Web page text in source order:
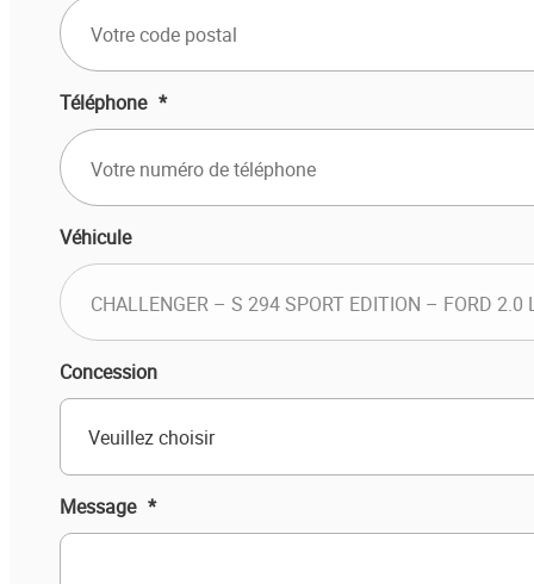
Téléphone *
Véhicule
Concession
Veuillez choisir
Message *